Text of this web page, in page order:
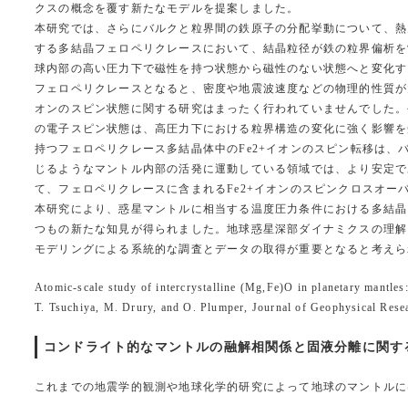
クスの概念を覆す新たなモデルを提案しました。
本研究では、さらにバルクと粒界間の鉄原子の分配挙動について、
する多結晶フェロペリクレースにおいて、結晶粒径が鉄の粒界偏析
球内部の高い圧力下で磁性を持つ状態から磁性のない状態へと変化
フェロペリクレースとなると、密度や地震波速度などの物理的性質
オンのスピン状態に関する研究はまったく行われていませんでした
の電子スピン状態は、高圧力下における粒界構造の変化に強く影響
持つフェロペリクレース多結晶体中のFe2+イオンのスピン転移は
じるようなマントル内部の活発に運動している領域では、より安定
て、フェロペリクレースに含まれるFe2+イオンのスピンクロスオ
本研究により、惑星マントルに相当する温度圧力条件における多結
つもの新たな知見が得られました。地球惑星深部ダイナミクスの理
モデリングによる系統的な調査とデータの取得が重要となると考え
Atomic-scale study of intercrystalline (Mg,Fe)O in planetary
T. Tsuchiya, M. Drury, and O. Plumper, Journal of Geophysical
コンドライト的なマントルの融解相関係と固液分離に関
これまでの地震学的観測や地球化学的研究によって地球のマントル